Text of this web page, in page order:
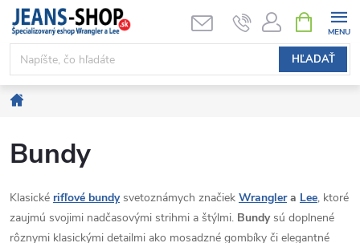
Prejsť
obsah
HĽADAŤ
KOŠÍK
Bundy
Klasické rifľové bundy svetoznámych značiek Wranglera Lee, ktoré
zaujmú svojimi nadčasovými strihmi a štýlmi. Bundy sú doplnené
rôznymi klasickými detailmi ako mosadzné gombíky či elegantné